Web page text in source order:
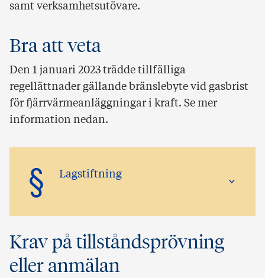
samt verksamhetsutövare.
Bra att veta
Den 1 januari 2023 trädde tillfälliga
regellättnader gällande bränslebyte vid gasbrist
för fjärrvärmeanläggningar i kraft. Se mer
information nedan.
§ Lagstiftning
Krav på tillståndsprövning
eller anmälan